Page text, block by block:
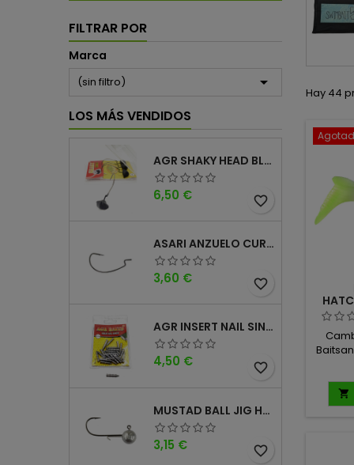
FILTRAR POR
Marca
(sin filtro) 
LOS MÁS VENDIDOS
AGR SHAKY HEAD BLACK 4PK
Precio
6,50 € favorite_border
ASARI ANZUELO CURVO CAROLINA WORM
Precio
3,60 € favorite_border
AGR INSERT NAIL SINKER
Precio
4,50 € favorite_border
MUSTAD BALL JIG HEAD KEEPER
Precio
3,15 € favorite_border
Hay 44
Bait
Hatch
